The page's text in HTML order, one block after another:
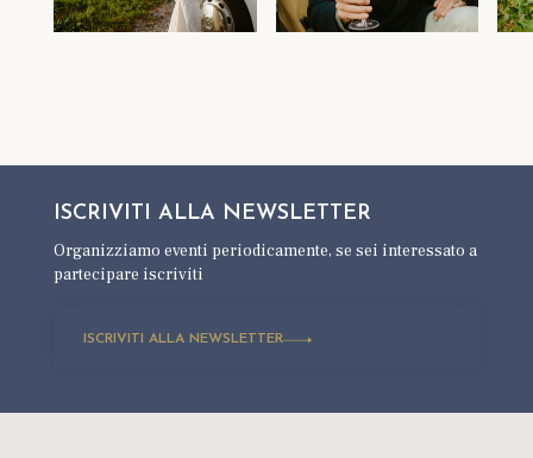
ISCRIVITI ALLA NEWSLETTER
Organizziamo eventi periodicamente,se sei interessato a
partecipare iscriviti
ISCRIVITI ALLA NEWSLETTER